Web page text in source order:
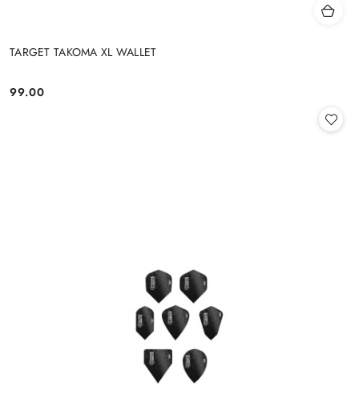
TARGET TAKOMA XL WALLET
Cena:
99.00